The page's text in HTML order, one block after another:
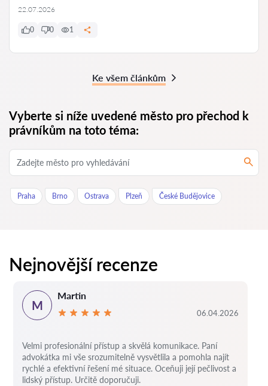
22.07.2026
0 0 1
Ke všem článkům
Vyberte si níže uvedené město pro přechod k
právníkům na toto téma:
Praha Brno Ostrava Plzeň České Budějovice
Nejnovější recenze
M
Martin
06.04.2026
Velmi profesionální přístup a skvělá komunikace. Paní
advokátka mi vše srozumitelně vysvětlila a pomohla najít
rychlé a efektivní řešení mé situace. Oceňuji její pečlivost a
lidský přístup. Určitě doporučuji.